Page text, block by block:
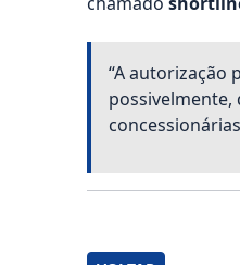
“A autorização
possivelmente,